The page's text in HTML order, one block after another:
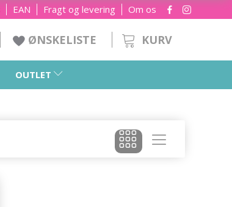
Om os
Fragt og levering
EAN
KURV
ØNSKELISTE
OUTLET